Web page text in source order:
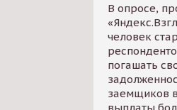
В опросе,
человек
погашать
заемщиков